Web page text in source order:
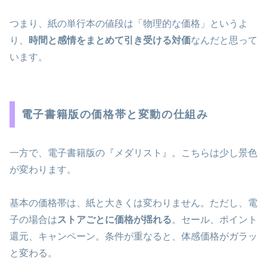
つまり、紙の単行本の値段は「物理的な価格」というよ
り、
時間と感情をまとめて引き受ける対価なんだと思って
います。
電子書籍版の価格帯と変動の仕組み
一方で、電子書籍版の『メダリスト』。こちらは少し景色
が変わります。
基本の価格帯は、紙と大きくは変わりません。ただし、電
子の場合はストアごとに価格が揺れる。セール、ポイント
還元、キャンペーン。条件が重なると、体感価格がガラッ
と変わる。